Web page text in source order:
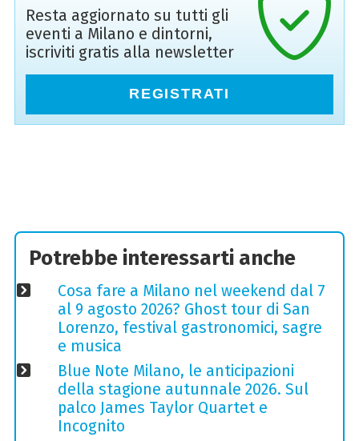
Resta aggiornato su tutti gli
eventi a Milano e dintorni,
iscriviti gratis alla newsletter
REGISTRATI
Potrebbe interessarti anche
Cosa fare a Milano nel weekend dal 7
al 9 agosto 2026? Ghost tour di San
Lorenzo, festival gastronomici, sagre
e musica
Blue Note Milano, le anticipazioni
della stagione autunnale 2026. Sul
palco James Taylor Quartet e
Incognito